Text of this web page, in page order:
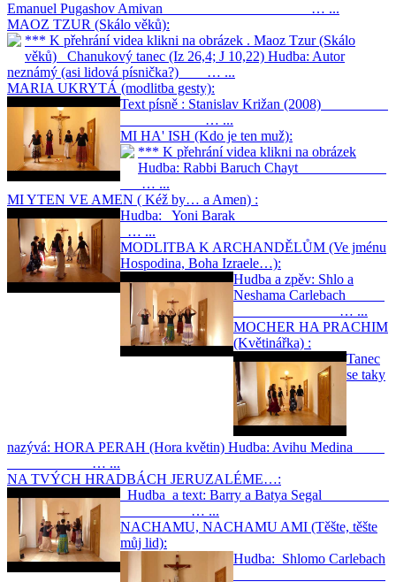
Emanuel Pugashov Amivan … ...
MAOZ TZUR (Skálo věků):
*** K přehrání videa klikni na obrázek . Maoz Tzur (Skálo
věků) Chanukový tanec (Iz 26,4; J 10,22) Hudba: Autor
neznámý (asi lidová písnička?) … ...
MARIA UKRYTÁ (modlitba gesty):
Text písně : Stanislav Križan (2008)
… ...
MI HA' ISH (Kdo je ten muž):
*** K přehrání videa klikni na obrázek
Hudba: Rabbi Baruch Chayt
… ...
MI YTEN VE AMEN ( Kéž by… a Amen) :
Hudba: Yoni Barak
… ...
MODLITBA K ARCHANDĚLŮM (Ve jménu
Hospodina, Boha Izraele…):
Hudba a zpěv: Shlo a
Neshama Carlebach
… ...
MOCHER HA PRACHIM
(Květinářka) :
Tanec
se taky
nazývá: HORA PERAH (Hora květin) Hudba: Avihu Medina
… ...
NA TVÝCH HRADBÁCH JERUZALÉME…:
Hudba a text: Barry a Batya Segal
… ...
NACHAMU, NACHAMU AMI (Těšte, těšte
můj lid):
Hudba: Shlomo Carlebach